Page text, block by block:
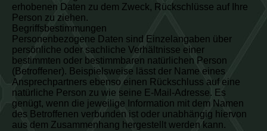
erhobenen Daten zu dem Zweck, Rückschlüsse auf Ihre
Person zu ziehen.
Begriffsbestimmungen
Personenbezogene Daten sind Einzelangaben über
persönliche oder sachliche Verhältnisse einer
bestimmten oder bestimmbaren natürlichen Person
(Betroffener). Beispielsweise lässt der Name eines
Ansprechpartners ebenso einen Rückschluss auf eine
natürliche Person zu wie seine E-Mail-Adresse. Es
genügt, wenn die jeweilige Information mit dem Namen
des Betroffenen verbunden ist oder unabhängig hiervon
aus dem Zusammenhang hergestellt werden kann.